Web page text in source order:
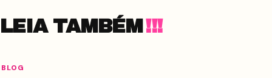
LEIA TAMBÉM
BLOG